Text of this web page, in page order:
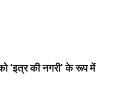
‘इत्र की नगरी’ के रूप में